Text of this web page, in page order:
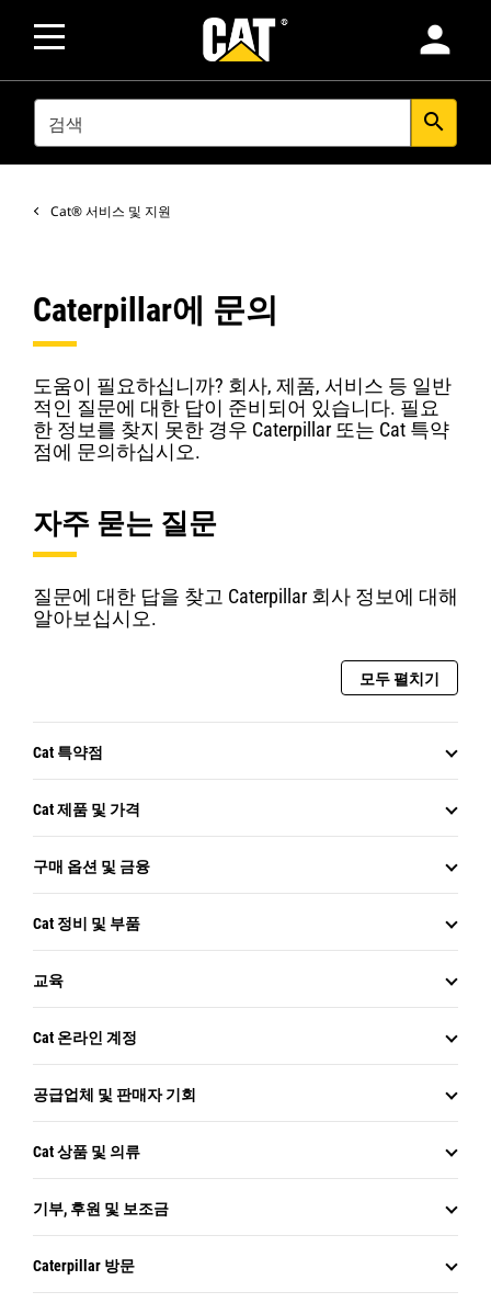
person
SEARCH search
Cat® 서비스 및 지원
Caterpillar에 문의
도움이 필요하십니까? 회사, 제품, 서비스 등 일반
적인 질문에 대한 답이 준비되어 있습니다. 필요
한 정보를 찾지 못한 경우 Caterpillar 또는 Cat 특약
점에 문의하십시오.
자주 묻는 질문
질문에 대한 답을 찾고 Caterpillar 회사 정보에 대해
알아보십시오.
모두 펼치기
Cat 특약점
Cat 제품 및 가격
구매 옵션 및 금융
Cat 정비 및 부품
교육
Cat 온라인 계정
공급업체 및 판매자 기회
Cat 상품 및 의류
기부, 후원 및 보조금
Caterpillar 방문